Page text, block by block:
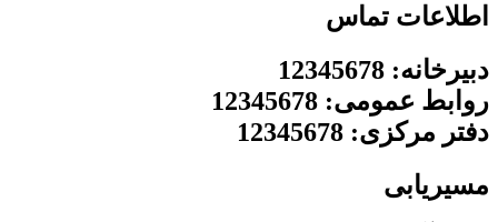
اطلاعات تماس
دبیرخانه: 12345678
روابط عمومی: 12345678
دفتر مرکزی: 12345678
مسیریابی